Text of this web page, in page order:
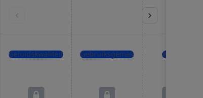
Geluidskwaliteit Gebruiksgemak Accu